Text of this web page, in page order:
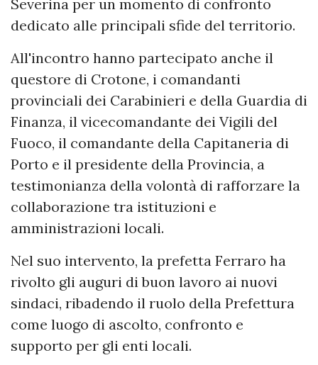
Severina per un momento di confronto
dedicato alle principali sfide del territorio.
All'incontro hanno partecipato anche il
questore di Crotone, i comandanti
provinciali dei Carabinieri e della Guardia di
Finanza, il vicecomandante dei Vigili del
Fuoco, il comandante della Capitaneria di
Porto e il presidente della Provincia, a
testimonianza della volontà di rafforzare la
collaborazione tra istituzioni e
amministrazioni locali.
Nel suo intervento, la prefetta Ferraro ha
rivolto gli auguri di buon lavoro ai nuovi
sindaci, ribadendo il ruolo della Prefettura
come luogo di ascolto, confronto e
supporto per gli enti locali.